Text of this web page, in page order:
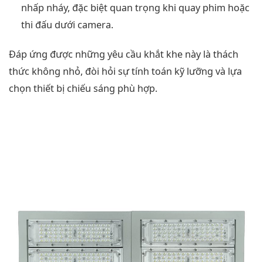
nhấp nháy, đặc biệt quan trọng khi quay phim hoặc
thi đấu dưới camera.
Đáp ứng được những yêu cầu khắt khe này là thách
thức không nhỏ, đòi hỏi sự tính toán kỹ lưỡng và lựa
chọn thiết bị chiếu sáng phù hợp.